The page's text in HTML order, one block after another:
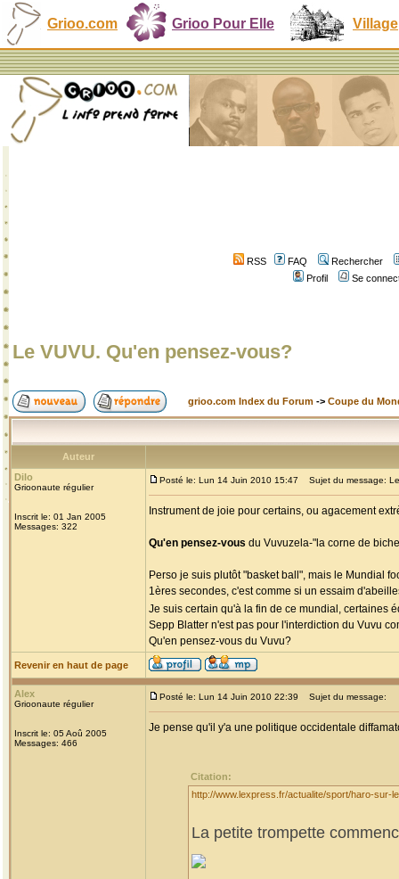
Grioo.com Grioo Pour Elle Village
RSS FAQ
Rechercher
Profil
Se
Le VUVU. Qu'en pensez-vous?
grioo.com Index du Forum -> Coupe du
Auteur
Dilo
Grioonaute régulier
Inscrit le: 01 Jan 2005
Messages: 322
Posté le: Lun 14 Juin 2010 15:47 Sujet du message:
Instrument de joie pour certains, ou agacement
Qu'en pensez-vous du Vuvuzela-"la corne de
Perso je suis plutôt "basket ball", mais le Mundial
1ères secondes, c'est comme si un essaim
Je suis certain qu'à la fin de ce mundial, certaines
Sepp Blatter n'est pas pour l'interdiction du Vuvu
Qu'en pensez-vous du Vuvu?
Revenir en haut de page
Alex
Grioonaute régulier
Inscrit le: 05 Aoû 2005
Messages: 466
Posté le: Lun 14 Juin 2010 22:39 Sujet du message:
Je pense qu'il y'a une politique occidentale
Citation:
http://www.lexpress.fr/actualite/sport/haro-sur-
La petite trompette